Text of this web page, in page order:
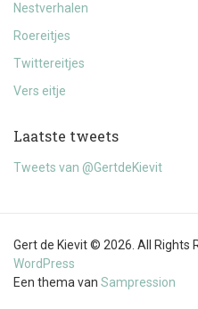
Nestverhalen
Roereitjes
Twittereitjes
Vers eitje
Laatste tweets
Tweets van @GertdeKievit
Gert de Kievit © 2026. All Rights
WordPress
Een thema van Sampression